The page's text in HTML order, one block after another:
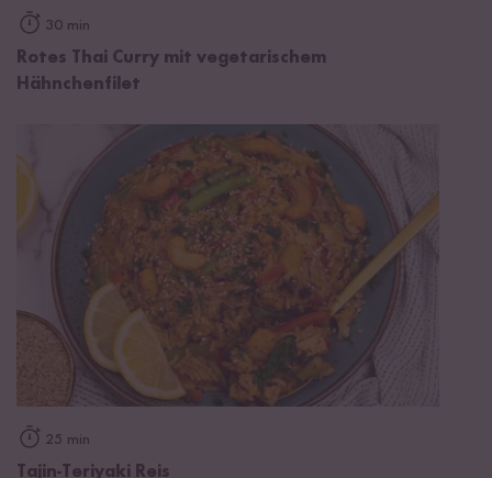
30 min
Rotes Thai Curry mit vegetarischem
Hähnchenfilet
25 min
Tajin-Teriyaki Reis